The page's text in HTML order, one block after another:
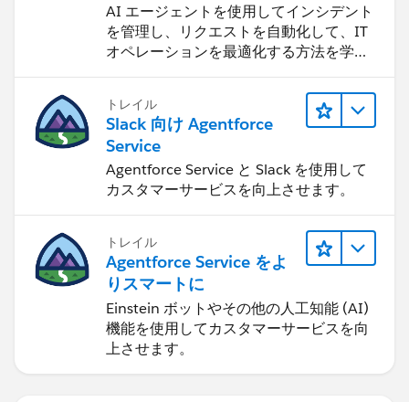
AI エージェントを使用してインシデント
を管理し、リクエストを自動化して、IT
オペレーションを最適化する方法を学習
トレイル
Slack 向け Agentforce
Service
Agentforce Service と Slack を使用して
カスタマーサービスを向上させます。
トレイル
Agentforce Service をよ
りスマートに
Einstein ボットやその他の人工知能 (AI)
機能を使用してカスタマーサービスを向
上させます。